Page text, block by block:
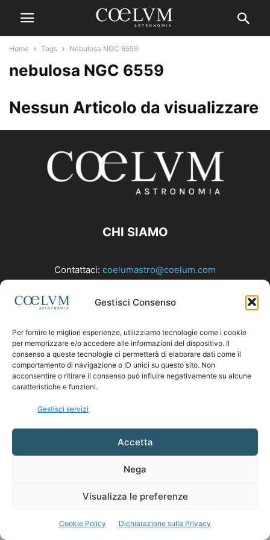
Gestisci Consenso
Per fornire le migliori esperienze, utilizziamo tecnologie come i cookie
per memorizzare e/o accedere alle informazioni del dispositivo. Il
consenso a queste tecnologie ci permetterà di elaborare dati come il
comportamento di navigazione o ID unici su questo sito. Non
acconsentire o ritirare il consenso può influire negativamente su alcune
caratteristiche e funzioni.
Gestisci servizi
Accetta
Nega
Visualizza le preferenze
Cookie Policy Dichiarazione sulla Privacy
Home Tags Nebulosa NGC 6559
nebulosa NGC 6559
Nessun Articolo da visualizzare
CHI SIAMO
Contattaci: coelumastro@coelum.com
SEGUICI